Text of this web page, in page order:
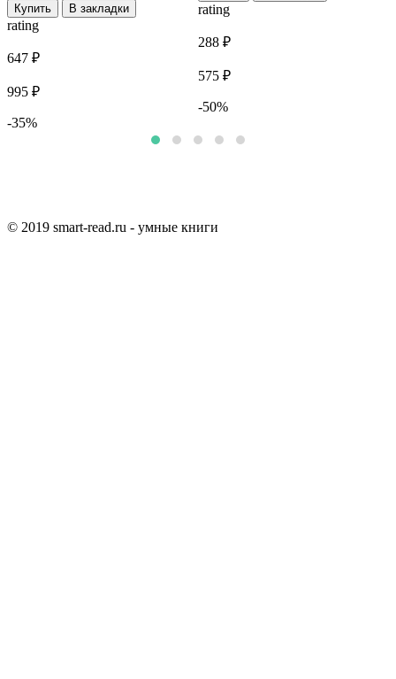
Купить В закладки
rating
647 ₽
995 ₽
-35%
rating
288 ₽
575 ₽
-50%
© 2019 smart-read.ru - умные книги